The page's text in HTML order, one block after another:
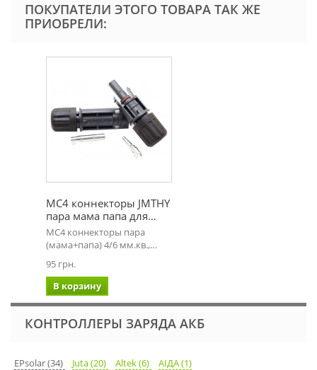
ПОКУПАТЕЛИ ЭТОГО ТОВАРА ТАК ЖЕ
ПРИОБРЕЛИ:
MC4 коннекторы JMTHY
пара мама папа для…
MC4 коннекторы пара
(мама+папа) 4/6 мм.кв.,…
95 грн.
В корзину
КОНТРОЛЛЕРЫ ЗАРЯДА АКБ
EPsolar (34) Juta (20) Altek (6) АІДА (1)